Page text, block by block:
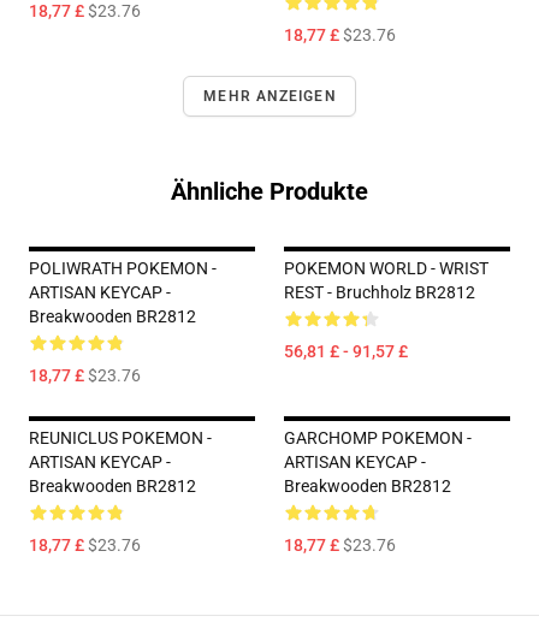
18,77 £$23.76
18,77 £$23.76
MEHR ANZEIGEN
Ähnliche Produkte
POLIWRATH POKEMON -
ARTISAN KEYCAP -
Breakwooden BR2812
18,77 £$23.76
POKEMON WORLD - WRIST
REST - Bruchholz BR2812
56,81 £ - 91,57 £
REUNICLUS POKEMON -
ARTISAN KEYCAP -
Breakwooden BR2812
18,77 £$23.76
GARCHOMP POKEMON -
ARTISAN KEYCAP -
Breakwooden BR2812
18,77 £$23.76